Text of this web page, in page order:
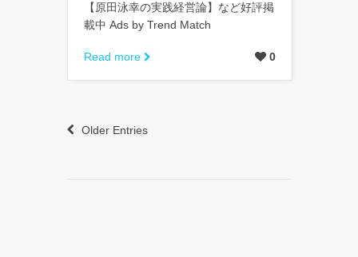
【原田泳幸の実践経営論】など好評掲
載中 Ads by Trend Match
Read more 0
Older Entries